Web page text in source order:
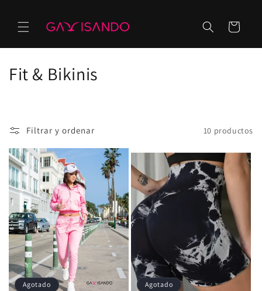
al contenido
Carrito
C
e
c
c
i
ó
n
:
Fit & Bikinis
Filtrar y ordenar 10 productos
Agotado Agotado